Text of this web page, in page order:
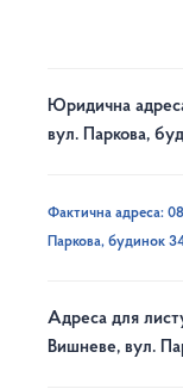
Юридична
вул. Паркова,
Фактична адреса:
Паркова, будинок
Адреса для
Вишневе, вул.